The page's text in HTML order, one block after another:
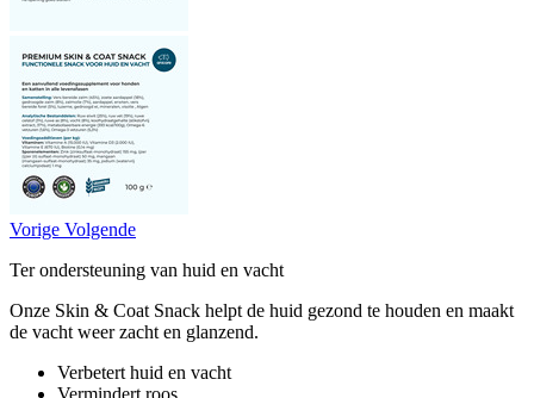
Vorige Volgende
Ter ondersteuning van huid en vacht
Onze Skin & Coat Snack helpt de huid gezond te houden en maakt
de vacht weer zacht en glanzend.
Verbetert huid en vacht
Vermindert roos